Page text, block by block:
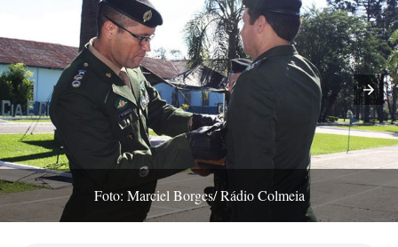
Foto: Marciel Borges/ Rádio Colmeia